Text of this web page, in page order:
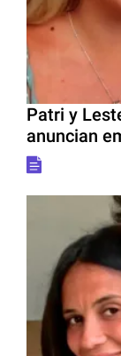
Patri y
anuncian